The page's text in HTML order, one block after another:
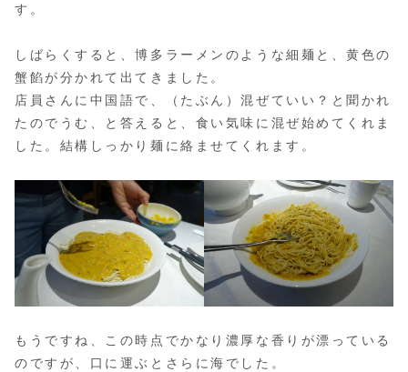
す。
しばらくすると、博多ラーメンのような細麺と、黄色の
蟹餡が分かれて出てきました。︎
店員さんに中国語で、（たぶん）混ぜていい？と聞かれ
たのでうむ、と答えると、食い気味に混ぜ始めてくれま
した。結構しっかり麺に絡ませてくれます。
もうですね、この時点でかなり濃厚な香りが漂っている
のですが、口に運ぶとさらに海でした。